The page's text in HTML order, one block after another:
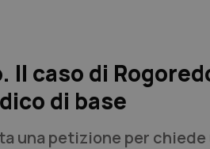
caso di
di base
una petizione per